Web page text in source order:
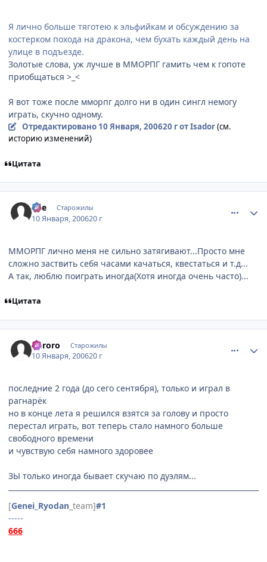
Я лично больше тяготею к эльфийкам и обсуждению за
костерком похода на дракона, чем бухать каждый день на
улице в подъезде.
Золотые слова, уж лучше в ММОРПГ гамить чем к гопоте
приобщаться >_<
Я вот тоже после мморпг долго ни в один сингл немогу
играть, скучно одному.
Отредактировано 10 Января, 200620 гот Isador(см.
историю изменений)
Цитата
qZe Старожилы
10 Января, 200620 г
ММОРПГ лично меня не сильно затягивают...Просто мне
сложно заствить себя часами качаться, квестаться и т.д...
А так, люблю поиграть иногда(Хотя иногда очень часто)...
Цитата
Kuroro Старожилы
10 Января, 200620 г
последние 2 года (до сего сентября), только и играл в
рагнарёк
но в конце лета я решился взятся за голову и просто
перестал играть, вот теперь стало намного больше
свободного времени
и чувствую себя намного здоровее
ЗЫ только иногда бывает скучаю по дуэлям...
[Genei_Ryodan _team]#1
-----
666